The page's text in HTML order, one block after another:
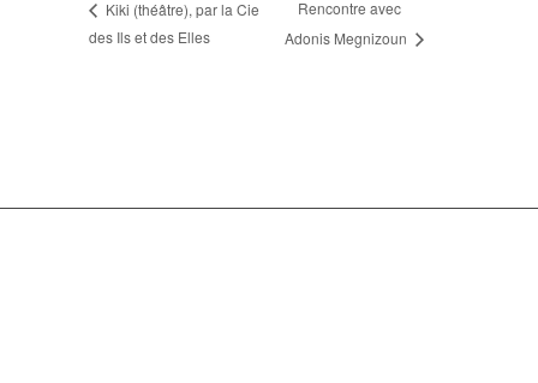
Kiki (théâtre), par la Cie
des Ils et des Elles
Rencontre avec
Adonis Megnizoun